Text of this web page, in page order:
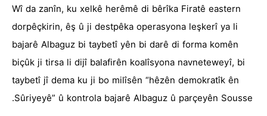
Wî da zanîn, ku xelkê herêmê di bêrîka Firatê eastern
dorpêçkirin, êş û ji destpêka operasyona leşkerî ya li
bajarê Albaguz bi taybetî yên bi darê di forma komên
biçûk ji tirsa li dijî balafirên koalîsyona navneteweyî, bi
taybetî jî dema ku ji bo milîsên “hêzên demokratîk ên
Sûriyeyê” û kontrola bajarê Albaguz û parçeyên Sousse.